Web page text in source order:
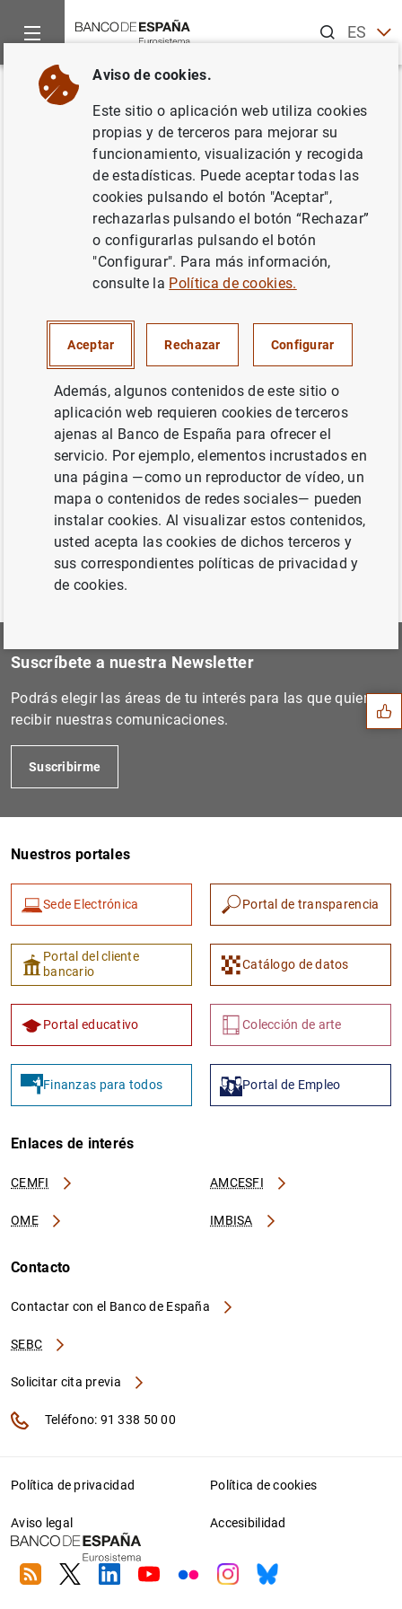
ESEN
Inicio Noticias y eventos
Volver
Balanza de pagos de la zona del
euro en julio de 2012
Anterior
Estadísticas de fondos de i...
Siguiente
El BCE prolonga el acuerdo...
Sugerencias
1 2
Suscríbete a nuestra Newsletter
Podrás elegir las áreas de tu interés para las que quieres
recibir nuestras comunicaciones.
Suscribirme
Nuestros portales
Sede Electrónica Portal de transparencia
Portal del cliente
bancario
Catálogo de datos
Portal educativo Colección de arte
Finanzas para todos Portal de Empleo
Enlaces de interés
CEMFI AMCESFI
OME IMBISA
Contacto
Contactar con el Banco de España
SEBC
Solicitar cita previa
Teléfono: 91 338 50 00
Política de privacidad Política de cookies
Aviso legal Accesibilidad
RSS TwitterLinkedin
YoutubeFlickrInstagram
Bluesky
Aviso de cookies.
Este sitio o aplicación web utiliza cookies
propias y de terceros para mejorar su
funcionamiento, visualización y recogida
de estadísticas. Puede aceptar todas las
cookies pulsando el botón "Aceptar",
rechazarlas pulsando el botón “Rechazar”
o configurarlas pulsando el botón
"Configurar". Para más información,
consulte la Política de cookies.
Aceptar Rechazar Configurar
Además, algunos contenidos de este sitio o
aplicación web requieren cookies de terceros
ajenas al Banco de España para ofrecer el
servicio. Por ejemplo, elementos incrustados en
una página —como un reproductor de vídeo, un
mapa o contenidos de redes sociales— pueden
instalar cookies. Al visualizar estos contenidos,
usted acepta las cookies de dichos terceros y
sus correspondientes políticas de privacidad y
de cookies.